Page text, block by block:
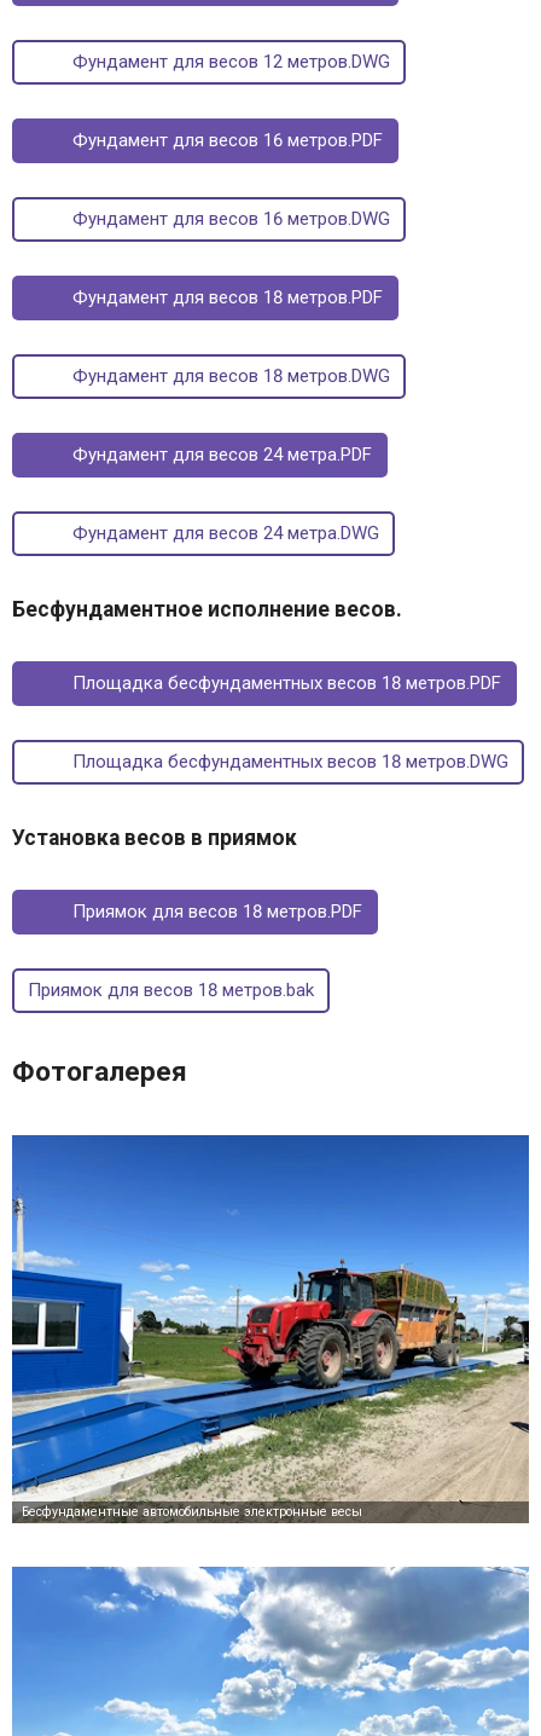
Фундамент для весов 12 метров.DWG
Фундамент для весов 16 метров.PDF
Фундамент для весов 16 метров.DWG
Фундамент для весов 18 метров.PDF
Фундамент для весов 18 метров.DWG
Фундамент для весов 24 метра.PDF
Фундамент для весов 24 метра.DWG
Бесфундаментное исполнение весов.
Площадка бесфундаментных весов 18 метров.PDF
Площадка бесфундаментных весов 18 метров.DWG
Установка весов в приямок
Приямок для весов 18 метров.PDF
Приямок для весов 18 метров.bak
Фотогалерея